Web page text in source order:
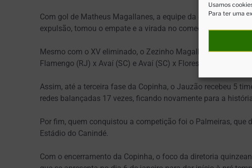
Usamos
Para ter uma
Com gol de Matheus Magallanes, a equipe da casa abriu o
expulsão, tomou o empate e a virada no começo do
Mesmo com o XV eliminado, o Zezinho Magalhães seguiu
Flamengo (RJ) x Avaí (SC) e Avaí (SC) x Floresta (CE), com
Assim, até a terceira fase da Copinha, o Jauzão recebeu 5
redes balançadas 17 vezes, ficando novamente para a
Por fim, quem conquistou a competição foi o Palmeiras, que
Estádio do Canindé.
Com o encerramento da Copinha, o foco da diretoria